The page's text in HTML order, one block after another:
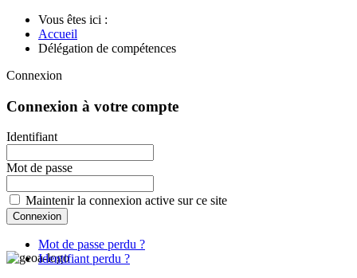
Vous êtes ici :
Accueil
Délégation de compétences
Connexion
Connexion à votre compte
Identifiant
Mot de passe
Maintenir la connexion active sur ce site
Mot de passe perdu ?
Identifiant perdu ?